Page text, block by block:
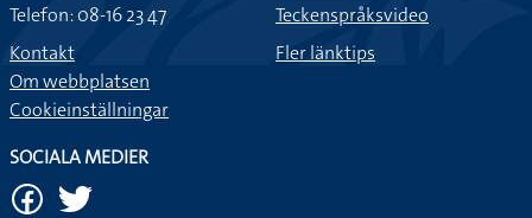
Telefon: 08-16 23 47
Kontakt
Om webbplatsen
Cookieinställningar
Teckenspråksvideo
Fler länktips
SOCIALA MEDIER